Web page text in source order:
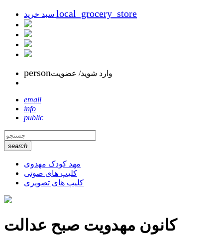
local_grocery_store
personوارد شوید/ عضویت
email
info
public
search
مهد کودک مهدوی
کلیپ های صوتی
کلیپ های تصویری
کانون مهدویت صبح عدالت